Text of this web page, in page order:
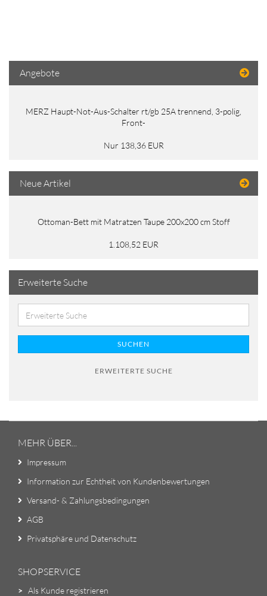
Angebote
MERZ Haupt-Not-Aus-Schalter rt/gb 25A trennend, 3-polig,
Front-
Nur 138,36 EUR
Neue Artikel
Ottoman-Bett mit Matratzen Taupe 200x200 cm Stoff
1.108,52 EUR
Erweiterte Suche
SUCHEN
ERWEITERTE SUCHE
MEHR ÜBER...
Impressum
Information zur Echtheit von Kundenbewertungen
Versand- & Zahlungsbedingungen
AGB
Privatsphäre und Datenschutz
SHOPSERVICE
> Als Kunde registrieren